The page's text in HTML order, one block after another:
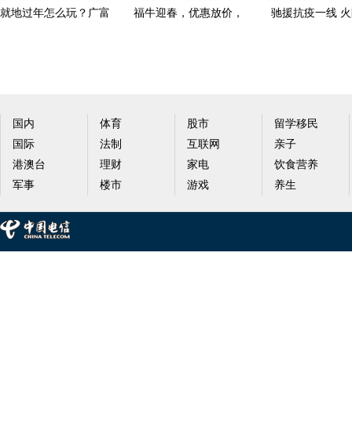
就地过年怎么玩？广富
福牛迎春，优惠放价，
驰援抗疫一线
国内
国际
港澳台
军事
体育
法制
理财
楼市
股市
互联网
家电
游戏
留学移民
亲子
饮食营养
养生